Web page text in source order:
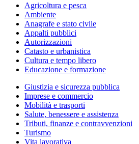
Agricoltura e pesca
Ambiente
Anagrafe e stato civile
Appalti pubblici
Autorizzazioni
Catasto e urbanistica
Cultura e tempo libero
Educazione e formazione
Giustizia e sicurezza pubblica
Imprese e commercio
Mobilità e trasporti
Salute, benessere e assistenza
Tributi, finanze e contravvenzioni
Turismo
Vita lavorativa